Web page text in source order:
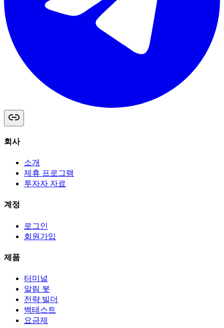
회사
소개
제휴 프로그램
투자자 자료
계정
로그인
회원가입
제품
터미널
알림 봇
전략 빌더
백테스트
요금제